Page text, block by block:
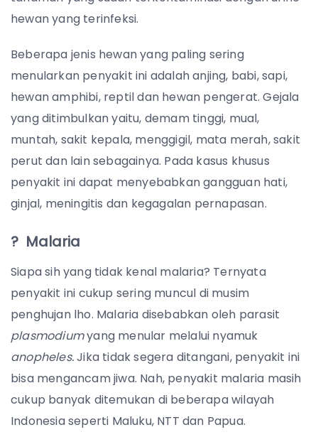
hewan yang terinfeksi.
Beberapa jenis hewan yang paling sering
menularkan penyakit ini adalah anjing, babi, sapi,
hewan amphibi, reptil dan hewan pengerat. Gejala
yang ditimbulkan yaitu, demam tinggi, mual,
muntah, sakit kepala, menggigil, mata merah, sakit
perut dan lain sebagainya. Pada kasus khusus
penyakit ini dapat menyebabkan gangguan hati,
ginjal, meningitis dan kegagalan pernapasan.
? Malaria
Siapa sih yang tidak kenal malaria? Ternyata
penyakit ini cukup sering muncul di musim
penghujan lho. Malaria disebabkan oleh parasit
plasmodiumyang menular melalui nyamuk
anopheles.Jika tidak segera ditangani, penyakit ini
bisa mengancam jiwa. Nah, penyakit malaria masih
cukup banyak ditemukan di beberapa wilayah
Indonesia seperti Maluku, NTT dan Papua.